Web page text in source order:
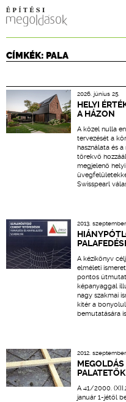
CPR
ÉPÍTÉSI
CÍMKÉK: PALA
2026. június 25.
HELYI
A HÁZON
A közel nulla
tervezését a
használata és
törekvő
megjelenő
Swisspearl
2013.
A kézikönyv
elméleti
pontos
képanyaggal
nagy szakmai
kitér a
bemutatására
2012. szeptember
A 41/2000.
január 1-jétől